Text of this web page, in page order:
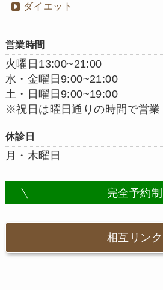
ダイエット
営業時間
火曜日13:00~21:00
水・金曜日9:00~21:00
土・日曜日9:00~19:00
※祝日は曜日通りの時間で営業
休診日
月・木曜日
完全予約制
相互リンク